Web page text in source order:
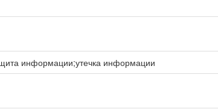
информации;утечка информации